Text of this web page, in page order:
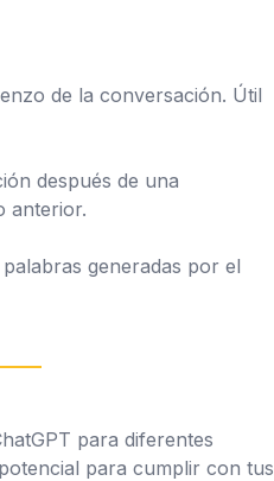
de la conversación. Útil
después de una
anterior.
generadas por el
para diferentes
para cumplir con tus